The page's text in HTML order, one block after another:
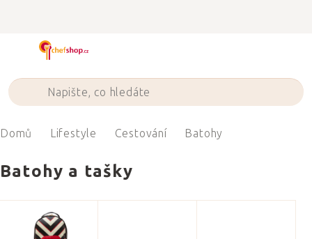
Domů Lifestyle Cestování Batohy
Batohy a tašky